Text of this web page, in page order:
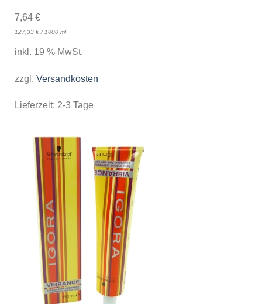
7,64 €
127,33 €/ 1000 ml
inkl. 19 % MwSt.
zzgl. Versandkosten
Lieferzeit: 2-3 Tage